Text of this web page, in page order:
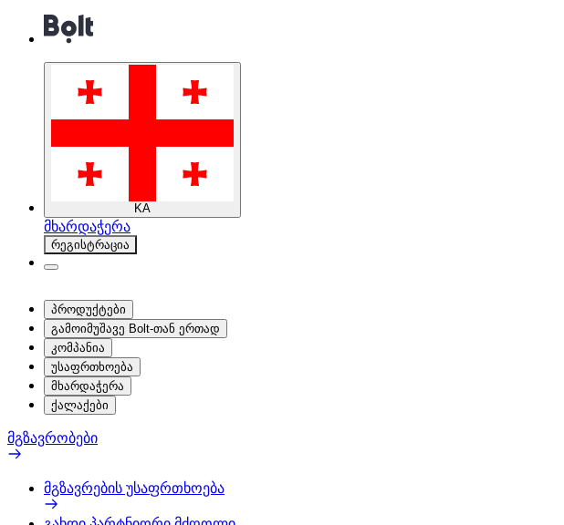
KA
მხარდაჭერა
რეგისტრაცია
პროდუქტები
გამოიმუშავე Bolt-თან ერთად
კომპანია
უსაფრთხოება
მხარდაჭერა
ქალაქები
მგზავრობები
მგზავრების უსაფრთხოება